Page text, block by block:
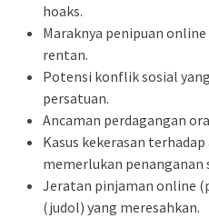
hoaks.
Maraknya penipuan
rentan.
Potensi konflik sosial
persatuan.
Ancaman perdagangan
Kasus kekerasan
memerlukan penanganan
Jeratan pinjaman online
(judol) yang meresahkan.